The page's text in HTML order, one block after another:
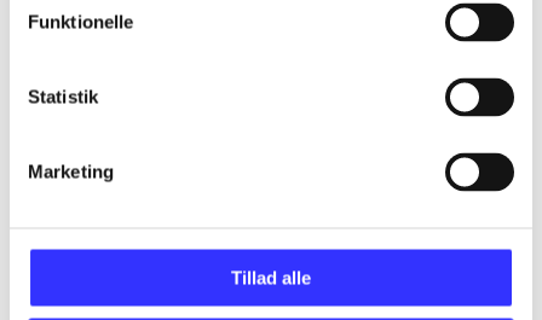
Funktionelle
Statistik
Marketing
Tillad alle